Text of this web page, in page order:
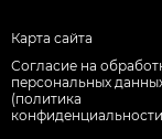
Карта сайта
Согласие на
персональных
(политика